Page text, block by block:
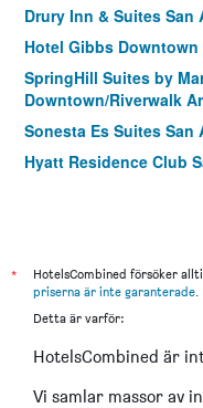
Drury Inn & Suites
Hotel Gibbs Downtown
SpringHill Suites by
Downtown/Riverwalk
Sonesta Es Suites
Hyatt Residence Club
Plaza/Convention
TownePlace Suites by
Riverwalk
Homewood Suites by
*
HotelsCombined försöker
priserna är inte garanterade.
Detta är varför:
HotelsCombined är
Vi samlar massor av